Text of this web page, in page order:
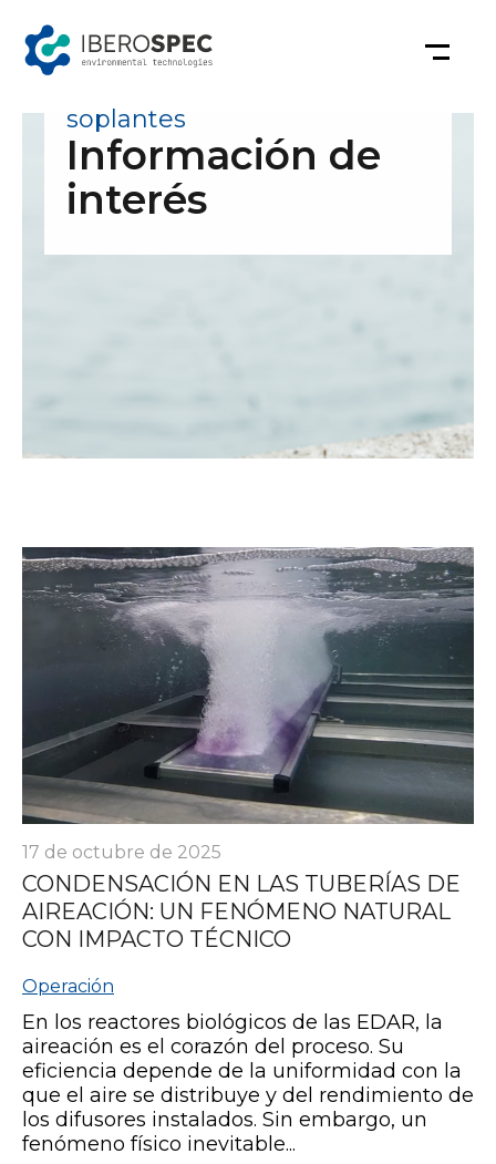
contenido
soplantes
Información de
interés
17 de octubre de 2025
CONDENSACIÓN EN LAS TUBERÍAS DE
AIREACIÓN: UN FENÓMENO NATURAL
CON IMPACTO TÉCNICO
Operación
En los reactores biológicos de las EDAR, la
aireación es el corazón del proceso. Su
eficiencia depende de la uniformidad con la
que el aire se distribuye y del rendimiento de
los difusores instalados. Sin embargo, un
fenómeno físico inevitable...